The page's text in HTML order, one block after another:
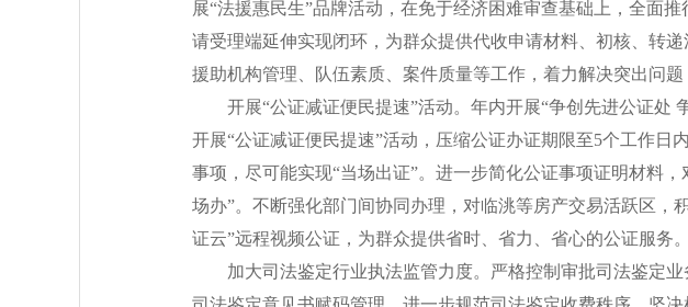
展“法援惠民生”品牌活动，在免于经济困难审查基础上，全面
请受理端延伸实现闭环，为群众提供代收申请材料、初核、转
援助机构管理、队伍素质、案件质量等工作，着力解决突出问题
开展“公证减证便民提速”活动。年内开展“争创先进公证处
开展“公证减证便民提速”活动，压缩公证办证期限至5个工作
事项，尽可能实现“当场出证”。进一步简化公证事项证明材料
场办”。不断强化部门间协同办理，对临洮等房产交易活跃区
证云”远程视频公证，为群众提供省时、省力、省心的公证服务。
加大司法鉴定行业执法监管力度。严格控制审批司法鉴定